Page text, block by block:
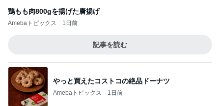
鶏もも肉800gを揚げた唐揚げ
Amebaトピックス 1日前
記事を読む
やっと買えたコストコの絶品ドーナツ
Amebaトピックス 1日前